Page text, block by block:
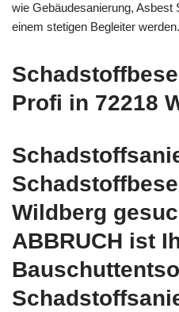
wie Gebäudesanierung, Asbest
einem stetigen Begleiter werden.
Profi in 72218
Wildberg
ABBRUCH ist